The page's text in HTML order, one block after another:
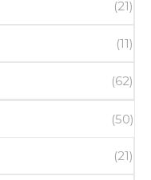
(21)
(11)
(62)
(50)
(21)